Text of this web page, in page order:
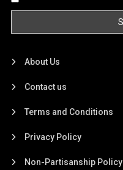
About Us
Contact us
Terms and Conditions
Privacy Policy
Non-Partisanship Policy